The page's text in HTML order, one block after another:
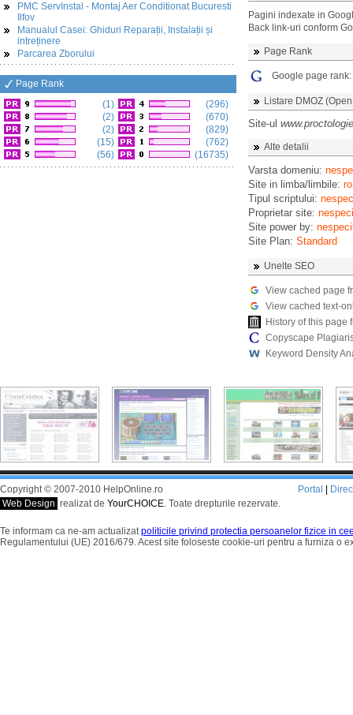
PMC ServInstal - Montaj Aer Conditionat Bucuresti
Ilfov
Manualul Casei: Ghiduri Reparații, Instalații și
intreținere
Parcarea Zborului
Page Rank
(1)
(2)
(2)
(15)
(56)
(296)
(670)
(829)
(762)
(16735)
Pagini indexate in
Back link-uri conform
Page Rank
Google page rank:
Listare DMOZ
Site-ul
Alte detalii
Varsta domeniu:
Site in limba/limbile: ro
Tipul scriptului:
Proprietar site:
Site power by:
Site Plan: Standard
Unelte SEO
View cached page
View cached text-
History of this page
Copyscape
Keyword Density
Copyright © 2007-2010 HelpOnline.ro
Web Design realizat de YourCHOICE. Toate drepturile rezervate.
Portal
Te informam ca ne-am actualizatpoliticile privind protectia persoanelor fizice in
Regulamentului (UE) 2016/679. Acest site foloseste cookie-uri pentru a furniza o